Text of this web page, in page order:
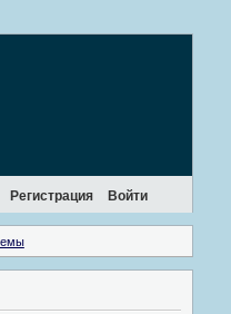
Регистрация Войти